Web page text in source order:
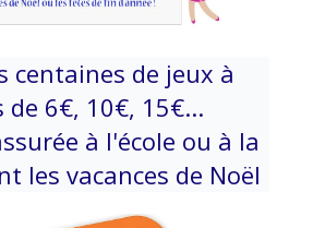
centaines de jeux à
de 6€, 10€, 15€...
à l'école ou à la
les vacances de Noël